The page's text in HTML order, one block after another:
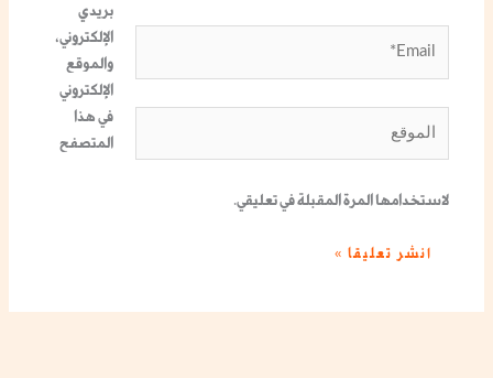
بريدي
الإلكتروني،
والموقع
الإلكتروني
في هذا
المتصفح
لاستخدامها المرة المقبلة في تعليقي.